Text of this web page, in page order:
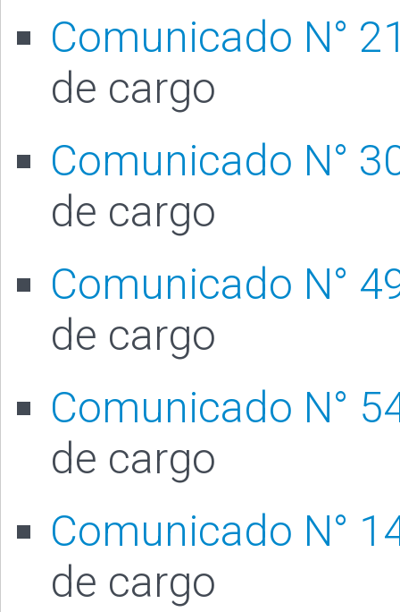
Comunicado N°
de cargo
Comunicado N°
de cargo
Comunicado N°
de cargo
Comunicado N°
de cargo
Comunicado N°
de cargo